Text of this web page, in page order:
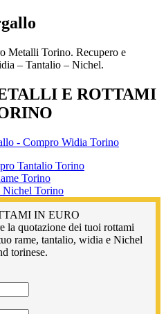
Metalli Torino. Recupero e
– Tantalio – Nichel.
E ROTTAMI
IN EURO
la quotazione dei tuoi rottami
rame, tantalio, widia e Nichel
torinese.